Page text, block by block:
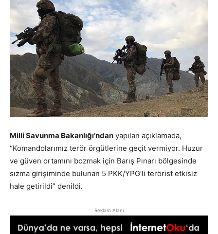
Milli Savunma Bakanlığı’ndan yapılan açıklamada,
“Komandolarımız terör örgütlerine geçit vermiyor. Huzur
ve güven ortamını bozmak için Barış Pınarı bölgesinde
sızma girişiminde bulunan 5 PKK/YPG’li terörist etkisiz
hale getirildi” denildi.
Reklam Alanı